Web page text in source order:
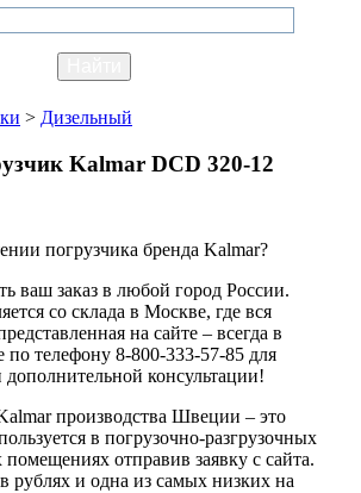
> Дизельный
Kalmar DCD 320-12
погрузчика бренда Kalmar?
ваш заказ в любой город России.
со склада в Москве, где вся
на сайте – всегда в
телефону 8-800-333-57-85 для
дополнительной консультации!
производства Швеции – это
в погрузочно-разгрузочных
помещениях отправив заявку с сайта.
рублях и одна из самых низких на